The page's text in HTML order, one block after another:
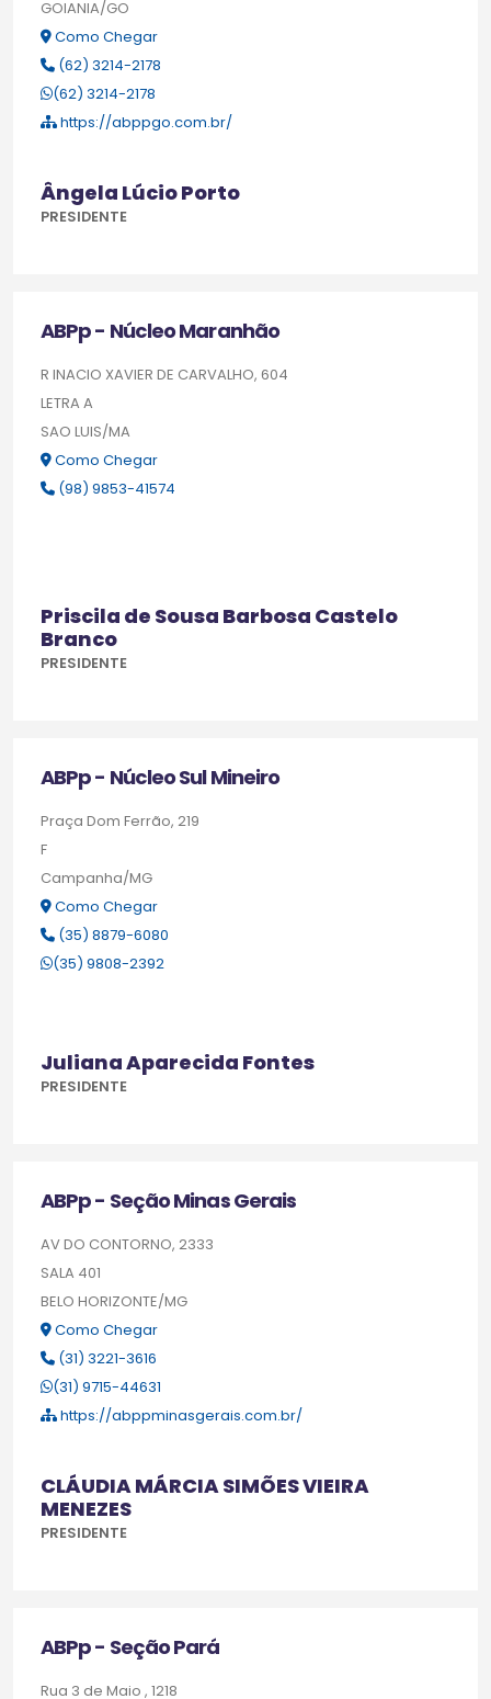
GOIANIA/GO
Como Chegar
(62) 3214-2178
(62) 3214-2178
https://abppgo.com.br/
Ângela Lúcio Porto
PRESIDENTE
ABPp - Núcleo Maranhão
R INACIO XAVIER DE CARVALHO, 604
LETRA A
SAO LUIS/MA
Como Chegar
(98) 9853-41574
Priscila de Sousa Barbosa Castelo
Branco
PRESIDENTE
ABPp - Núcleo Sul Mineiro
Praça Dom Ferrão, 219
F
Campanha/MG
Como Chegar
(35) 8879-6080
(35) 9808-2392
Juliana Aparecida Fontes
PRESIDENTE
ABPp - Seção Minas Gerais
AV DO CONTORNO, 2333
SALA 401
BELO HORIZONTE/MG
Como Chegar
(31) 3221-3616
(31) 9715-44631
https://abppminasgerais.com.br/
CLÁUDIA MÁRCIA SIMÕES VIEIRA
MENEZES
PRESIDENTE
ABPp - Seção Pará
Rua 3 de Maio , 1218